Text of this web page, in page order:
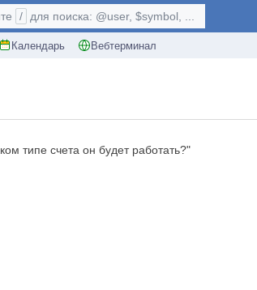
Календарь Вебтерминал
/ для поиска: @user, $symbol, ...
типе счета он будет работать?"